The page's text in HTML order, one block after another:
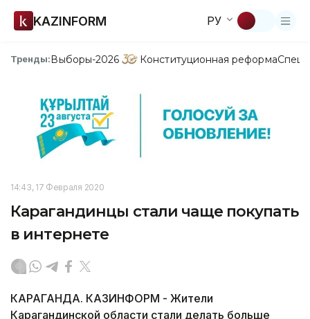
KAZINFORM РУ
Тренды:Выборы-2026 Конституционная реформа
14:43, 17 Февраля 2020
Карагандинцы стали чаще покупать
в интернете
КАРАГАНДА. КАЗИНФОРМ - Жители
Карагандинской области стали делать больше